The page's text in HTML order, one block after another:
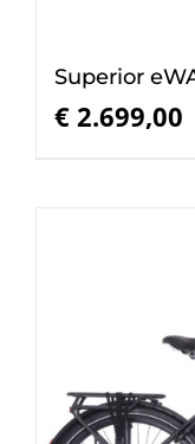
Superior
€ 2.699,00